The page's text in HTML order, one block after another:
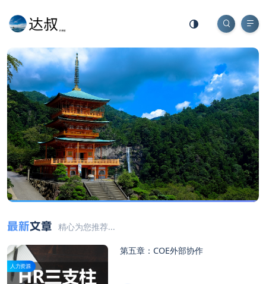
最新文章 精心为您推荐...
人力资源
第五章：COE外部协作